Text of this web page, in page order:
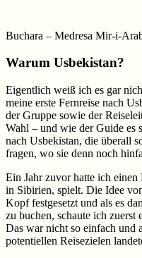
Buchara – Medresa Mir-i-
Warum Usbekistan?
Eigentlich weiß ich es gar
meine erste Fernreise nach
der Gruppe sowie der
Wahl – und wie der Guide es
nach Usbekistan, die überall
fragen, wo sie denn noch
Ein Jahr zuvor hatte ich
in Sibirien, spielt. Die Idee
Kopf festgesetzt und als es
zu buchen, schaute ich zuerst
Das war nicht so einfach und
potentiellen Reisezielen